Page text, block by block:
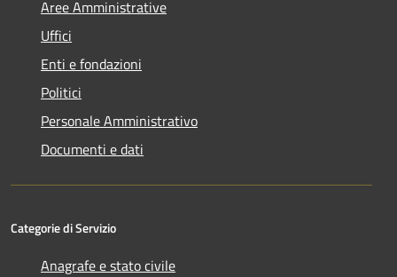
Aree Amministrative
Uffici
Enti e fondazioni
Politici
Personale Amministrativo
Documenti e dati
Categorie di Servizio
Anagrafe e stato civile